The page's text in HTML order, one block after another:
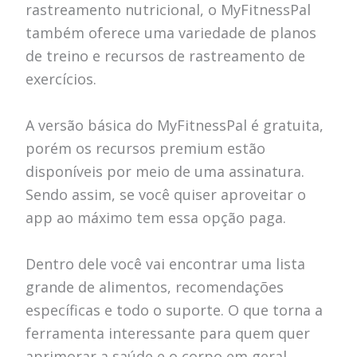
rastreamento nutricional, o MyFitnessPal
também oferece uma variedade de planos
de treino e recursos de rastreamento de
exercícios.
A versão básica do MyFitnessPal é gratuita,
porém os recursos premium estão
disponíveis por meio de uma assinatura.
Sendo assim, se você quiser aproveitar o
app ao máximo tem essa opção paga.
Dentro dele você vai encontrar uma lista
grande de alimentos, recomendações
específicas e todo o suporte. O que torna a
ferramenta interessante para quem quer